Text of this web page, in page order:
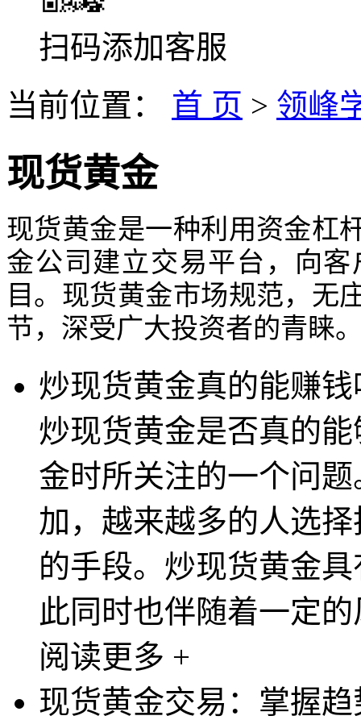
扫码添加客服
当前位置： 首 页 > 领峰
现货黄金
现货黄金是一种利用资金杠
金公司建立交易平台，向
目。现货黄金市场规范，无
节，深受广大投资者的青睐
炒现货黄金真的能赚钱
炒现货黄金是否真的
金时所关注的一个问
加，越来越多的人选
的手段。炒现货黄金
此同时也伴随着一定
阅读更多 +
现货黄金交易：掌握